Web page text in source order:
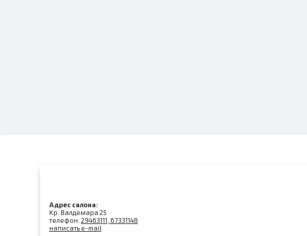
Адрес салона:
Kр. Валдемара 25
телефон: 29463111, 67331148
написать e-mail